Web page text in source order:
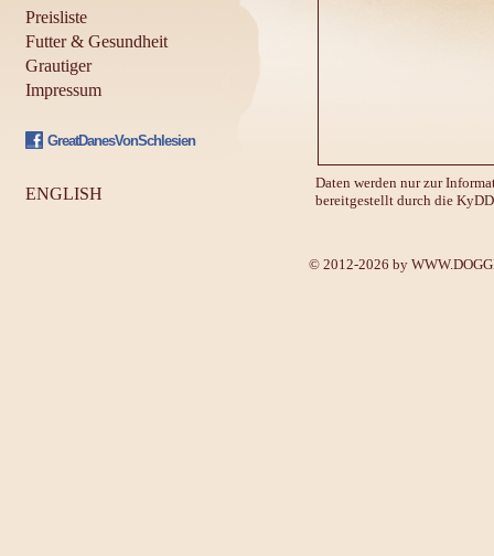
Preisliste
Futter & Gesundheit
Grautiger
Impressum
GreatDanesVonSchlesien
ENGLISH
Daten werden nur zur
bereitgestellt durch die
© 2012-2026 by